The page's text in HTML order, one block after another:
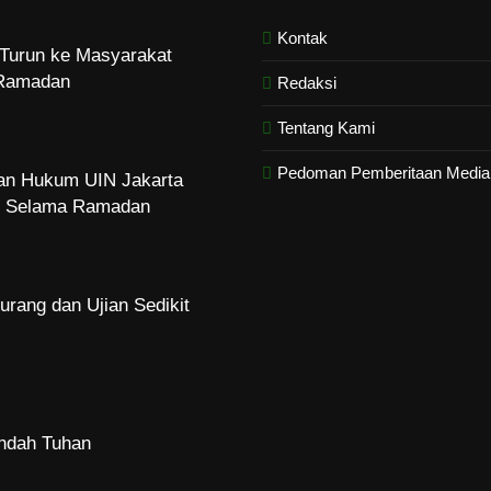
Hukum UIN Jakarta
Ramadan
dan Ujian Sedikit
Tuhan
Abadi
Kontak
Redaksi
Tentang Kami
Pedoman Pemberitaan